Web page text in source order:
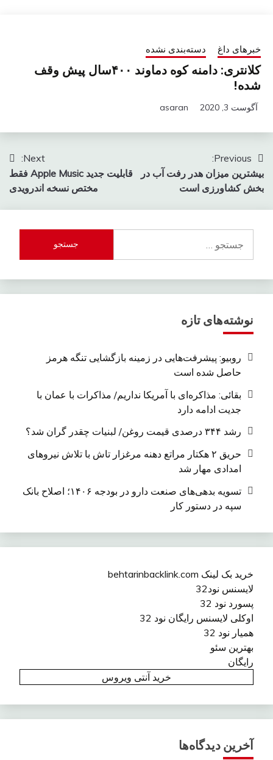
خبرهای داغ دسته‌بندی نشده
کلانتری: دامنه کوه دماوند ۴۰۰سال پیش وقف
شده!
آگوست 3, 2020 asaran
راهبری
نوشته
Previous:
بیشترین میزان هدر رفت آب در
بخش کشاورزی است
Next:
قابلیت جدید Apple Music فقط
مختص نسخه اندرویدی
برای:
نوشته‌های تازه
روبیو: پیشرفت‌هایی در زمینه بازگشایی تنگه هرمز
حاصل شده است
بقائی: مذاکره‌ای با آمریکا نداریم/ مذاکرات با عمان با
جدیت ادامه دارد
رشد ۳۴۴ درصدی قیمت روغن/ لبنیات چقدر گران شد؟
حریق ۲ هکتار مراتع دهنه مرغزار تاش با تلاش نیروهای
امدادی مهار شد
تسویه بدهی‌های صنعت دارو در بودجه ۱۴۰۶؛ اصلاح بانک
سپه در دستور کار
خرید بک لینک behtarinbacklink.com
لایسنس نود32
پسورد نود 32
اوکلی لایسنس رایگان نود 32
همیار نود 32
بهترین سئو
رایگان
خرید آنتی ویروس
آخرین دیدگاه‌ها